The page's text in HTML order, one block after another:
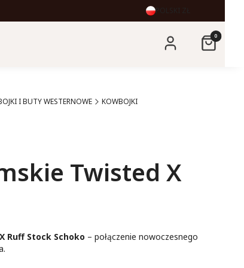
POLSKI
Zaloguj sięProdukty
Koszyk
I BUTY WESTERNOWE
KOWBOJKI
Twisted X
Ruff Stock Schoko – połączenie nowoczesnego